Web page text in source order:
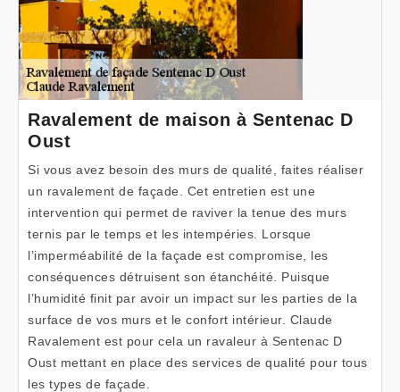
Ravalement de maison à Sentenac D
Oust
Si vous avez besoin des murs de qualité, faites réaliser
un ravalement de façade. Cet entretien est une
intervention qui permet de raviver la tenue des murs
ternis par le temps et les intempéries. Lorsque
l’imperméabilité de la façade est compromise, les
conséquences détruisent son étanchéité. Puisque
l’humidité finit par avoir un impact sur les parties de la
surface de vos murs et le confort intérieur. Claude
Ravalement est pour cela un ravaleur à Sentenac D
Oust mettant en place des services de qualité pour tous
les types de façade.